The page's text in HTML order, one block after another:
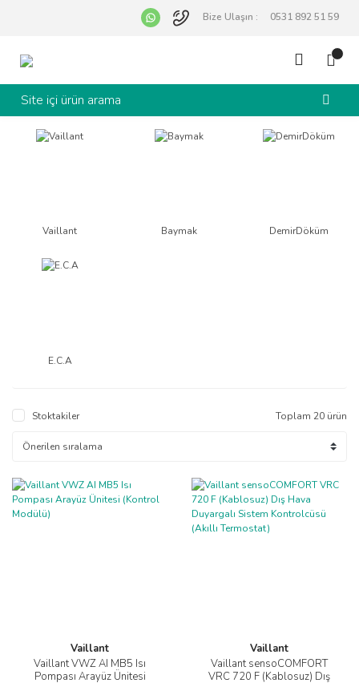
Bize Ulaşın : 0531 892 51 59
Vaillant Baymak DemirDöküm
E.C.A
Stoktakiler Toplam 20 ürün
Vaillant
Vaillant VWZ AI MB5 Isı
Pompası Arayüz Ünitesi
Vaillant
Vaillant sensoCOMFORT
VRC 720 F (Kablosuz) Dış